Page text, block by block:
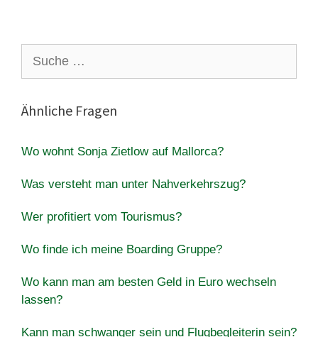
nach:
Ähnliche Fragen
Wo wohnt Sonja Zietlow auf Mallorca?
Was versteht man unter Nahverkehrszug?
Wer profitiert vom Tourismus?
Wo finde ich meine Boarding Gruppe?
Wo kann man am besten Geld in Euro wechseln
lassen?
Kann man schwanger sein und Flugbegleiterin sein?